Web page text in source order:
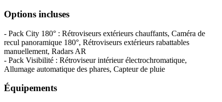
Options incluses
- Pack City 180° : Rétroviseurs extérieurs chauffants, Caméra de
recul panoramique 180°, Rétroviseurs extérieurs rabattables
manuellement, Radars AR
- Pack Visibilité : Rétroviseur intérieur électrochromatique,
Allumage automatique des phares, Capteur de pluie
Équipements